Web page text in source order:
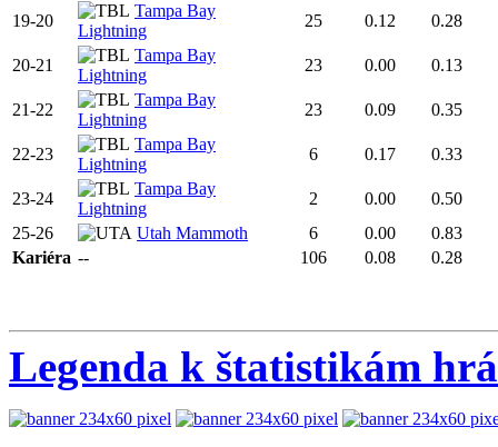
19-20
Tampa Bay
Lightning
25 0.12 0.28
20-21
Tampa Bay
Lightning
23 0.00 0.13
21-22
Tampa Bay
Lightning
23 0.09 0.35
22-23
Tampa Bay
Lightning
6 0.17 0.33
23-24
Tampa Bay
Lightning
2 0.00
0.50
25-26
Utah Mammoth 6 0.00
0.83
Kariéra -- 106 0.08 0.28
Legenda k štatistikám